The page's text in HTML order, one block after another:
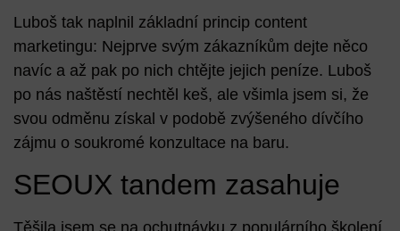
Luboš tak naplnil základní princip content
marketingu: Nejprve svým zákazníkům dejte něco
navíc a až pak po nich chtějte jejich peníze. Luboš
po nás naštěstí nechtěl keš, ale všimla jsem si, že
svou odměnu získal v podobě zvýšeného dívčího
zájmu o soukromé konzultace na baru.
SEOUX tandem zasahuje